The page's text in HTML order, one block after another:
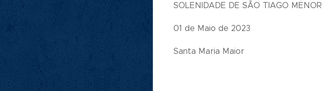
SOLENIDADE DE SÃO TIAGO MENOR
01 de Maio de 2023
Santa Maria Maior